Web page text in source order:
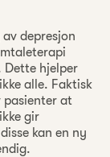
depresjon
Dette hjelper
alle. Faktisk
pasienter at
gir
kan en ny